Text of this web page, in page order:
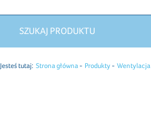
SZUKAJ PRODUKTU
Jesteś tutaj: Strona główna Produkty Wentylacja